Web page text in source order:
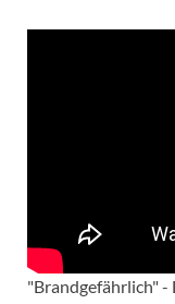
"Brandgefährlich"